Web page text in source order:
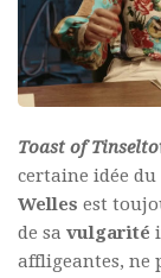
Toast of
certaine idée du
Welles est
de sa vulgarité
affligeantes, ne